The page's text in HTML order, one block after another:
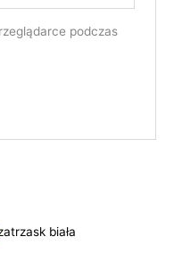
podczas